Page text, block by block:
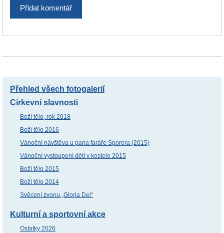
Přehled všech fotogalerií
Církevní slavnosti
Boží tělo, rok 2018
Boží tělo 2016
Vánoční návštěva u pana faráře Sporera (2015)
Vánoční vystoupení dětí v kostele 2015
Boží tělo 2015
Boží tělo 2014
Svěcení zvonu „Gloria Dei“
Kulturní a sportovní akce
Ostatky 2026